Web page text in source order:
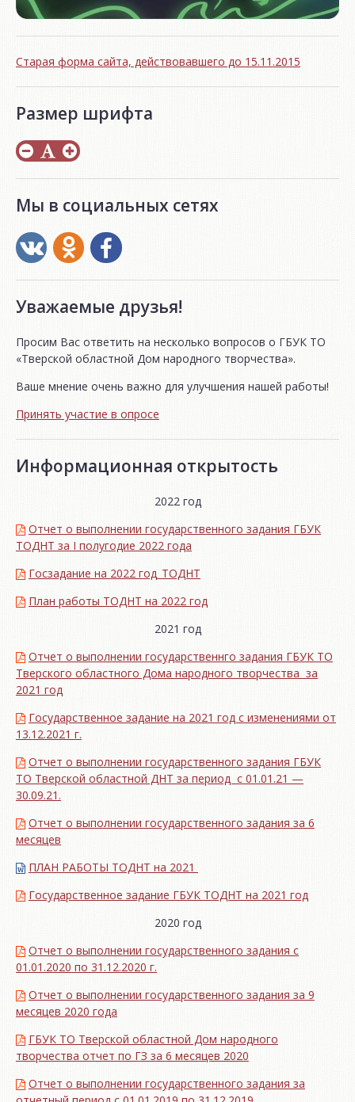
Старая форма сайта, действовавшего до 15.11.2015
Размер шрифта
Мы в социальных сетях
Уважаемые друзья!
Просим Вас ответить на несколько вопросов о ГБУК ТО
«Тверской областной Дом народного творчества».
Ваше мнение очень важно для улучшения нашей работы!
Принять участие в опросе
Информационная открытость
2022 год
Отчет о выполнении государственного задания ГБУК
ТОДНТ за I полугодие 2022 года
Госзадание на 2022 год_ТОДНТ
План работы ТОДНТ на 2022 год
2021 год
Отчет о выполнении государственнго задания ГБУК ТО
Тверского областного Дома народного творчества за
2021 год
Государственное задание на 2021 год с изменениями от
13.12.2021 г.
Отчет о выполнении государственного задания ГБУК
ТО Тверской областной ДНТ за период с 01.01.21 —
30.09.21.
Отчет о выполнении государственного задания за 6
месяцев
ПЛАН РАБОТЫ ТОДНТ на 2021
Государственное задание ГБУК ТОДНТ на 2021 год
2020 год
Отчет о выполнении государственного задания с
01.01.2020 по 31.12.2020 г.
Отчет о выполнении государственного задания за 9
месяцев 2020 года
ГБУК ТО Тверской областной Дом народного
творчества отчет по ГЗ за 6 месяцев 2020
Отчет о выполнении государственного задания за